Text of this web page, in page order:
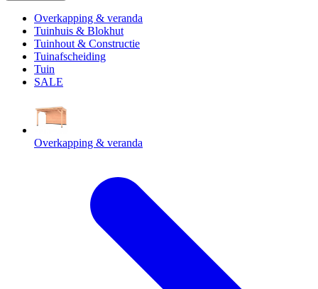
Overkapping & veranda
Tuinhuis & Blokhut
Tuinhout & Constructie
Tuinafscheiding
Tuin
SALE
Overkapping & veranda